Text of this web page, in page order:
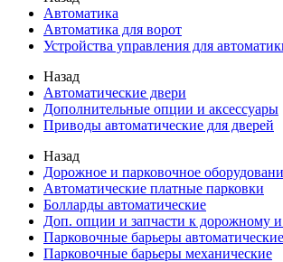
Автоматика
Автоматика для ворот
Устройства управления для
Назад
Автоматические двери
Дополнительные опции и аксессуары
Приводы автоматические для дверей
Назад
Дорожное и парковочное
Автоматические платные парковки
Болларды автоматические
Доп. опции и запчасти к дорожному
Парковочные барьеры автоматические
Парковочные барьеры механические